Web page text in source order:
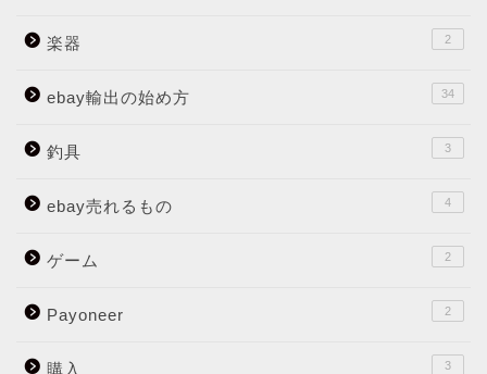
楽器 2
ebay輸出の始め方 34
釣具 3
ebay売れるもの 4
ゲーム 2
Payoneer 2
購入 3